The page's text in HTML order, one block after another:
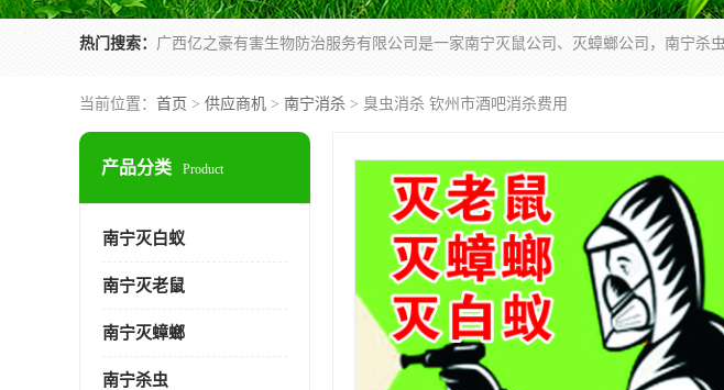
热门搜索：
当前位置： 首页 > 供应商机 > 南宁消杀 > 臭虫消杀 钦州市酒吧消杀费用
产品分类 Product
南宁灭白蚁
南宁灭老鼠
南宁灭蟑螂
南宁杀虫